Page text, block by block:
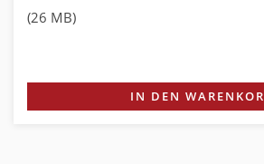
(26 MB)
IN DEN